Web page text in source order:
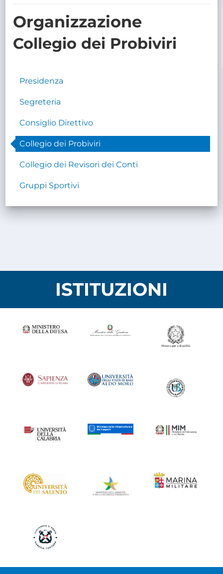
Organizzazione
Collegio dei Probiviri
Presidenza
Segreteria
Consiglio Direttivo
Collegio dei Probiviri
Collegio dei Revisori dei Conti
Gruppi Sportivi
ISTITUZIONI